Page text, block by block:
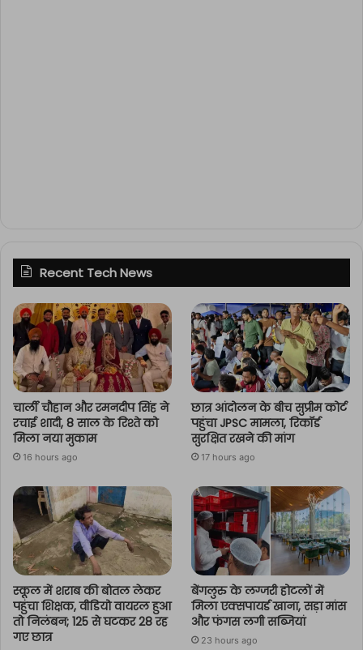
Recent Tech News
चार्ली चौहान और रमनदीप सिंह ने
रचाई शादी, 8 साल के रिश्ते को
मिला नया मुकाम
16 hours ago
छात्र आंदोलन के बीच सुप्रीम कोर्ट
पहुंचा JPSC मामला, रिकॉर्ड
सुरक्षित रखने की मांग
17 hours ago
स्कूल में शराब की बोतल लेकर
पहुंचा शिक्षक, वीडियो वायरल हुआ
तो निलंबन; 125 से घटकर 28 रह
गए छात्र
बेंगलुरु के लग्जरी होटलों में
मिला एक्सपायर्ड खाना, सड़ा मांस
और फंगस लगी सब्जियां
23 hours ago